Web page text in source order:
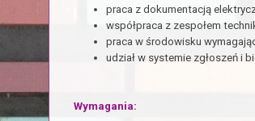
praca z dokumentacją
współpraca z zespołem
praca w środowisku
udział w systemie zgłoszeń i
Wymagania: